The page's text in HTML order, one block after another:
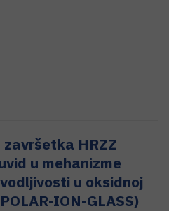
završetka HRZZ
u mehanizme
u oksidnoj
ION-GLASS)